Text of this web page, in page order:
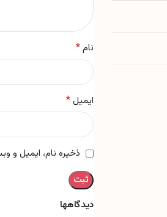
دیدگاهها
نام*
ایمیل*
ذخیره نام، ایمیل و